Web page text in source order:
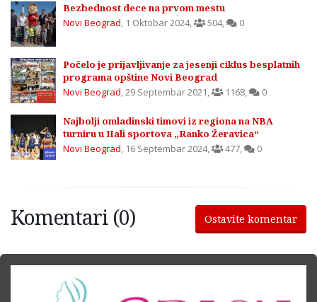
Bezbednost dece na prvom mestu
Novi Beograd, 1 Oktobar 2024, 504, 0
Počelo je prijavljivanje za jesenji ciklus besplatnih
programa opštine Novi Beograd
Novi Beograd,29 Septembar 2021, 1168, 0
Najbolji omladinski timovi iz regiona na NBA
turniru u Hali sportova „Ranko Žeravica“
Novi Beograd, 16 Septembar 2024, 477, 0
Komentari (0) Ostavite komentar